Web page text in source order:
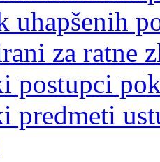
uhapšenih
za ratne
postupci
predmeti